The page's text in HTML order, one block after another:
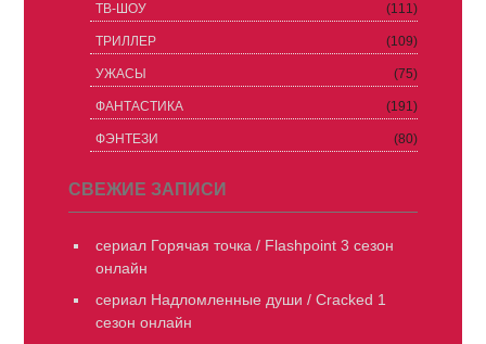
ТВ-ШОУ (111)
ТРИЛЛЕР (109)
УЖАСЫ (75)
ФАНТАСТИКА (191)
ФЭНТЕЗИ (80)
СВЕЖИЕ ЗАПИСИ
сериал Горячая точка / Flashpoint 3 сезон
онлайн
сериал Надломленные души / Cracked 1
сезон онлайн